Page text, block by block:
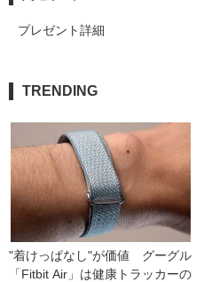
プレゼント詳細
TRENDING
"着けっぱなし"が価値　グーグル
「Fitbit Air」は健康トラッカーの